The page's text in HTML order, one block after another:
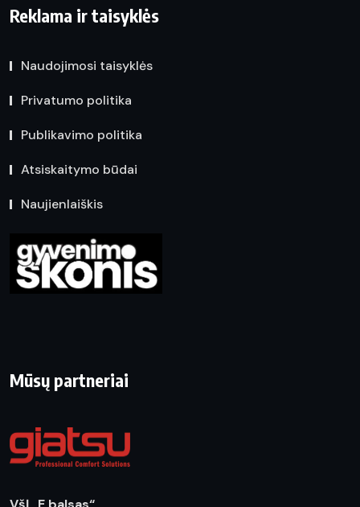
Reklama ir taisyklės
Naudojimosi taisyklės
Privatumo politika
Publikavimo politika
Atsiskaitymo būdai
Naujienlaiškis
Mūsų partneriai